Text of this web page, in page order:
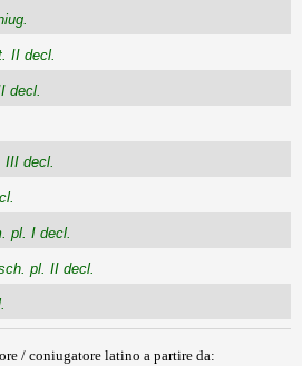
II decl.
decl.
III decl.
pl. I decl.
pl. II decl.
/ coniugatore latino a partire da: